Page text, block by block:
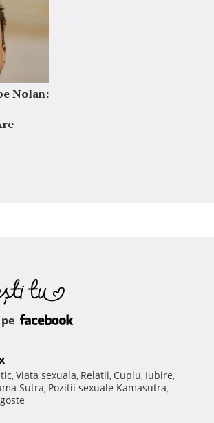
Nolan:
, Viata sexuala, Relatii, Cuplu, Iubire,
Sutra, Pozitii sexuale Kamasutra,